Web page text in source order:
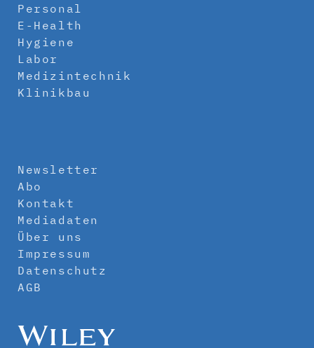
Personal
E-Health
Hygiene
Labor
Medizintechnik
Klinikbau
Newsletter
Abo
Kontakt
Mediadaten
Über uns
Impressum
Datenschutz
AGB